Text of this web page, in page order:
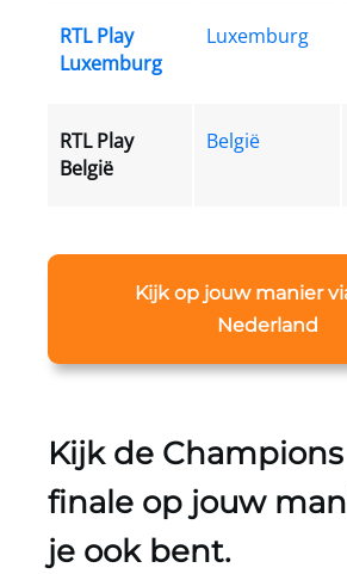
RTL Play
Luxemburg
Luxemburg
RTL Play
België
België
Kijk op jouw manier
Nederland
Kijk de
finale op jouw
je ook bent.